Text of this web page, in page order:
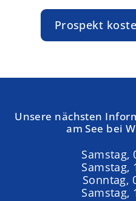
Prospekt
Unsere nächsten
am See bei
Samstag,
Samstag,
Sonntag,
Samstag,